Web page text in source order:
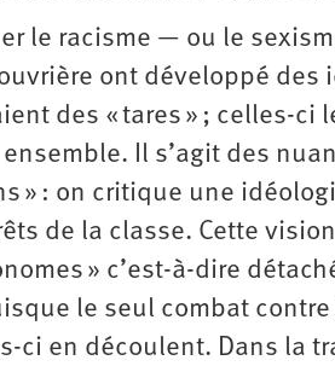
le racisme — ou le
ont développé des
des « tares » ; celles-ci
Il s’agit des
» : on critique une
de la classe. Cette
» c’est-à-dire
le seul combat
ci en découlent. Dans la